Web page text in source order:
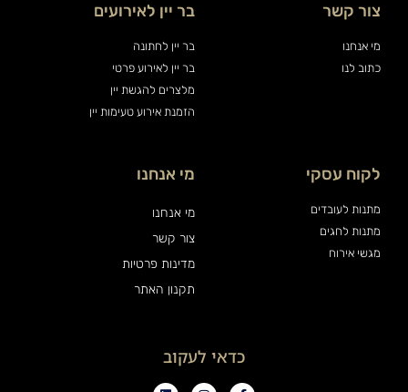
צור קשר
מי אנחנו
כתוב לנו
בר יין לאירועים
בר יין לחתונה
בר יין לאירוע פרטי
מלצרים להגשת יין
הזמנת אירוע טעימות יין
לקוח עסקי
מתנות לעובדים
מתנות לחגים
מגשי אירוח
מי אנחנו
מי אנחנו
צור קשר
מדינות פרטיות
תקנון האתר
כדאי לעקוב